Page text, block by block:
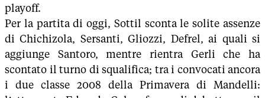
playoff.
Per la partita di oggi, Sottil sconta le solite assenze
di Chichizola, Sersanti, Gliozzi, Defrel, ai quali si
aggiunge Santoro, mentre rientra Gerli che ha
scontato il turno di squalifica; tra i convocati ancora
i due classe 2008 della Primavera di Mandelli: